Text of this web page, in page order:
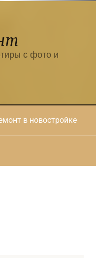
с фото и
в новостройке